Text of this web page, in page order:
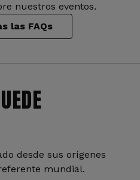
nuestros eventos.
las FAQs
desde sus orígenes
mundial.